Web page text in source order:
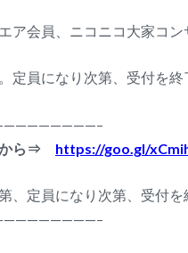
ア会員、ニコニコ大家コ
員になり次第、受付を終
——–
から⇒ https://goo.gl/
、定員になり次第、受付
——–